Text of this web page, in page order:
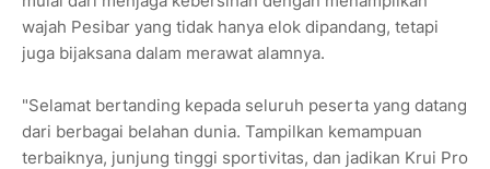
wajah Pesibar yang tidak hanya elok dipandang, tetapi
juga bijaksana dalam merawat alamnya.
"Selamat bertanding kepada seluruh peserta yang datang
dari berbagai belahan dunia. Tampilkan kemampuan
terbaiknya, junjung tinggi sportivitas, dan jadikan Krui Pro